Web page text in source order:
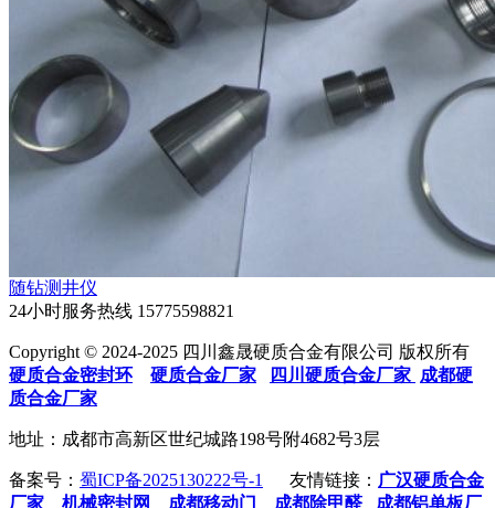
随钻测井仪
24小时服务热线 15775598821
Copyright © 2024-2025 四川鑫晟硬质合金有限公司 版权所有
硬质合金密封环
硬质合金厂家 四川硬质合金厂家 成都硬
质合金厂家
地址：成都市高新区世纪城路198号附4682号3层
备案号： 蜀ICP备2025130222号-1 友情链接： 广汉硬质合金
厂家
机械密封网 成都移动门 成都除甲醛 成都铝单板厂